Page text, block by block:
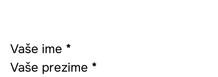
Vaše ime *
Vaše prezime *